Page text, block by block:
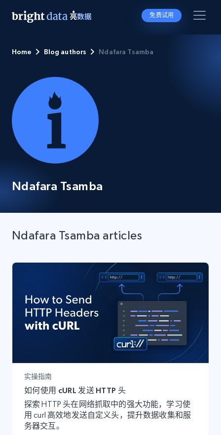
免费试用
Home Blog authors Ndafara Tsamba
Ndafara Tsamba
Ndafara Tsamba articles
实操指南
如何使用 cURL 发送 HTTP 头
探索 HTTP 头在网络抓取中的强大功能，学习使
用 curl 高效地发送自定义头，提升数据收集和服
务器交互。